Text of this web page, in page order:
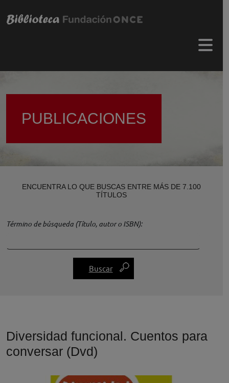
PUBLICACIONES
ENCUENTRA LO QUE BUSCAS ENTRE MÁS DE 7.100
TÍTULOS
Término de búsqueda (Título, autor o ISBN)
Diversidad funcional. Cuentos para
conversar (Dvd)